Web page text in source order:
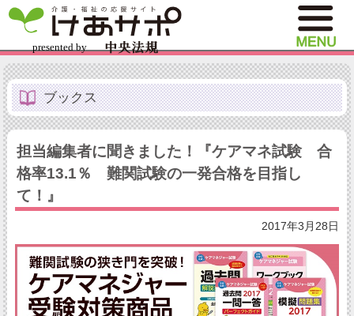
ブックス
担当編集者に聞きました！『ケアマネ試験 合
格率13.1％ 難関試験の一発合格を目指し
て！』
2017年3月28日